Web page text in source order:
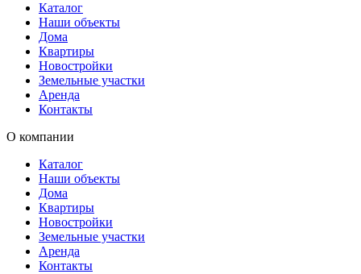
Каталог
Наши объекты
Дома
Квартиры
Новостройки
Земельные участки
Аренда
Контакты
О компании
Каталог
Наши объекты
Дома
Квартиры
Новостройки
Земельные участки
Аренда
Контакты